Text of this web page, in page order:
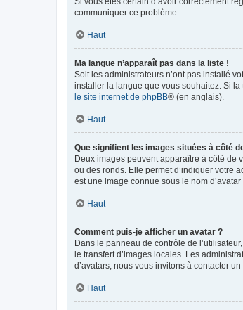
communiquer ce problème.
Haut
Ma langue n’apparaît pas dans la liste !
Soit les administrateurs n’ont pas installé
installer la langue que vous souhaitez. Si
le site internet de phpBB® (en anglais).
Haut
Que signifient les images situées à côté
Deux images peuvent apparaître à côté de
ou des ronds. Elle permet d’indiquer votre
est une image connue sous le nom
Haut
Comment puis-je afficher un avatar ?
Dans le panneau de contrôle de
le transfert d’images locales. Les
d’avatars, nous vous invitons à contacter
Haut